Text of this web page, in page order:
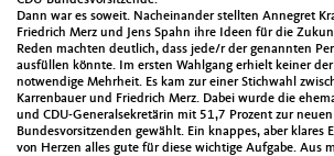
Dann war es soweit. Nacheinander stellten Annegret
Friedrich Merz und Jens Spahn ihre Ideen für die
Reden machten deutlich, dass jede/r der genannten
ausfüllen könnte. Im ersten Wahlgang erhielt keiner
notwendige Mehrheit. Es kam zur einer Stichwahl
Karrenbauer und Friedrich Merz. Dabei wurde die
und CDU-Generalsekretärin mit 51,7 Prozent zur neuen
Bundesvorsitzenden gewählt. Ein knappes, aber klares
von Herzen alles gute für diese wichtige Aufgabe. Aus